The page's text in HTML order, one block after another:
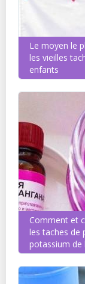
Le moyen le
les vieilles
enfants
Comment et
les taches de
potassium de